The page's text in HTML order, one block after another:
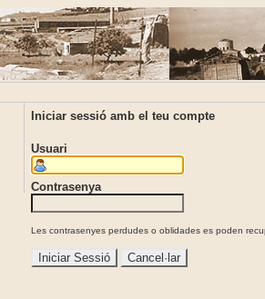
Iniciar sessió amb el teu compte
Usuari
Contrasenya
Les contrasenyes perdudes o oblidades es poden